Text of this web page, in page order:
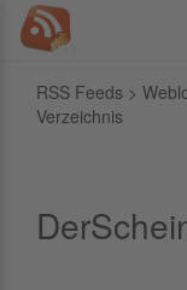
RSS Feeds >
Verzeichnis